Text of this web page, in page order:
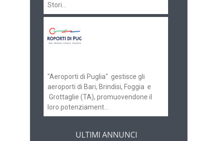
Stori...
"Aeroporti di Puglia" gestisce gli
aeroporti di Bari, Brindisi, Foggia e
Grottaglie (TA), promuovendone il
loro potenziament...
ULTIMI ANNUNCI